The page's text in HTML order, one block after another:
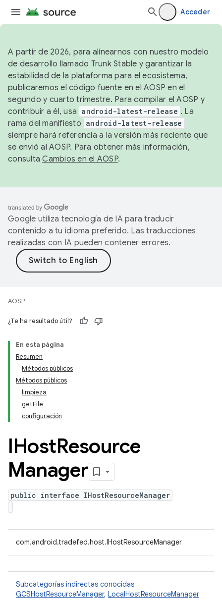
Acceder
A partir de 2026, para alinearnos con nuestro modelo
de desarrollo llamado Trunk Stable y garantizar la
estabilidad de la plataforma para el ecosistema,
publicaremos el código fuente en el AOSP en el
segundo y cuarto trimestre. Para compilar el AOSP y
contribuir a él, usa android-latest-release . La
rama del manifiesto android-latest-release
siempre hará referencia a la versión más reciente que
se envió al AOSP. Para obtener más información,
consultaCambios en el AOSP.
Google utiliza tecnología de IA para traducir
contenido a tu idioma preferido. Las traducciones
realizadas con IA pueden contener errores.
AOSP
¿Te ha resultado útil?
En esta página
Resumen
Métodos públicos
Métodos públicos
limpieza
getFile
configuración
IHostResource
Manager
public interface IHostResourceManager
com.android.tradefed.host.IHostResourceManager
Subcategorías indirectas conocidas
GCSHostResourceManager, LocalHostResourceManager